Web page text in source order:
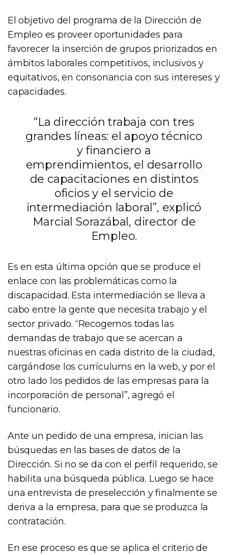
El objetivo del programa de la Dirección de
Empleo es proveer oportunidades para
favorecer la inserción de grupos priorizados en
ámbitos laborales competitivos, inclusivos y
equitativos, en consonancia con sus intereses y
capacidades.
“La dirección trabaja con tres
grandes líneas: el apoyo técnico
y financiero a
emprendimientos, el desarrollo
de capacitaciones en distintos
oficios y el servicio de
intermediación laboral”, explicó
Marcial Sorazábal, director de
Empleo.
Es en esta última opción que se produce el
enlace con las problemáticas como la
discapacidad. Esta intermediación se lleva a
cabo entre la gente que necesita trabajo y el
sector privado. “Recogemos todas las
demandas de trabajo que se acercan a
nuestras oficinas en cada distrito de la ciudad,
cargándose los currículums en la web, y por el
otro lado los pedidos de las empresas para la
incorporación de personal”, agregó el
funcionario.
Ante un pedido de una empresa, inician las
búsquedas en las bases de datos de la
Dirección. Si no se da con el perfil requerido, se
habilita una búsqueda pública. Luego se hace
una entrevista de preselección y finalmente se
deriva a la empresa, para que se produzca la
contratación.
En ese proceso es que se aplica el criterio de